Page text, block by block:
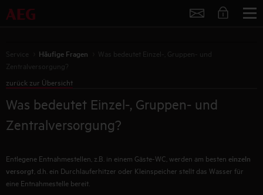
Service
Service Häufige Fragen
Was bedeutet Einzel-, Gruppen- und
Zentralversorgung?
zurück zur Übersicht
Was bedeutet Einzel-, Gruppen- und
Zentralversorgung?
Entlegene Entnahmestellen, z.B. in einem Gäste-WC, werden am besten einzeln
versorgt , d.h. ein Durchlauferhitzer oder Kleinspeicher stellt das Wasser für
eine Entnahmestelle bereit.